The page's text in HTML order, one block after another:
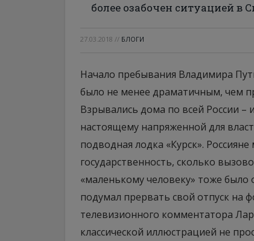
более озабочен ситуацией в
27.03.2018 // БЛОГИ
Начало пребывания Владимира
было не менее драматичным, чем
Взрывались дома по всей России –
настоящему напряженной для
подводная лодка «Курск».
государственность, сколько
«маленькому человеку» тоже
подумал прервать свой отпуск на
телевизионного комментатора
классической иллюстрацией не